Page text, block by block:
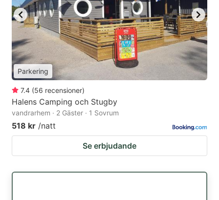
Parkering
7.4 (56 recensioner)
Halens Camping och Stugby
vandrarhem · 2 Gäster · 1 Sovrum
518 kr /natt
Se erbjudande